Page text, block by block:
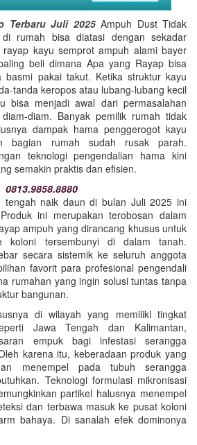
Terbaru Juli 2025Ampuh Dust Tidak
di rumah bisa diatasi dengan sekadar
kayu semprot ampuh alami bayer
beli dimana Apa yang Rayap bisa
basmi pakai takut. Ketika struktur kayu
tanda keropos atau lubang-lubang kecil
bisa menjadi awal dari permasalahan
diam. Banyak pemilik rumah tidak
dampak hama penggerogot kayu
bagian rumah sudah rusak parah.
teknologi pengendalian hama kini
semakin praktis dan efisien.
0813.9858.8880
tengah naik daun di bulan Juli 2025 ini
ini merupakan terobosan dalam
ampuh yang dirancang khusus untuk
koloni tersembunyi di dalam tanah.
secara sistemik ke seluruh anggota
favorit para profesional pengendali
rumahan yang ingin solusi tuntas tanpa
bangunan.
di wilayah yang memiliki tingkat
Jawa Tengah dan Kalimantan,
empuk bagi infestasi serangga
karena itu, keberadaan produk yang
menempel pada tubuh serangga
Teknologi formulasi mikronisasi
partikel halusnya menempel
dan terbawa masuk ke pusat koloni
bahaya. Di sanalah efek dominonya